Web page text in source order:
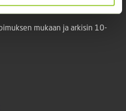
mukaan ja arkisin 10-